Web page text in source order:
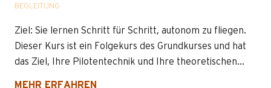
BEGLEITUNG
Ziel: Sie lernen Schritt für Schritt, autonom zu fliegen.
Dieser Kurs ist ein Folgekurs des Grundkurses und hat
das Ziel, Ihre Pilotentechnik und Ihre theoretischen...
MEHR ERFAHREN